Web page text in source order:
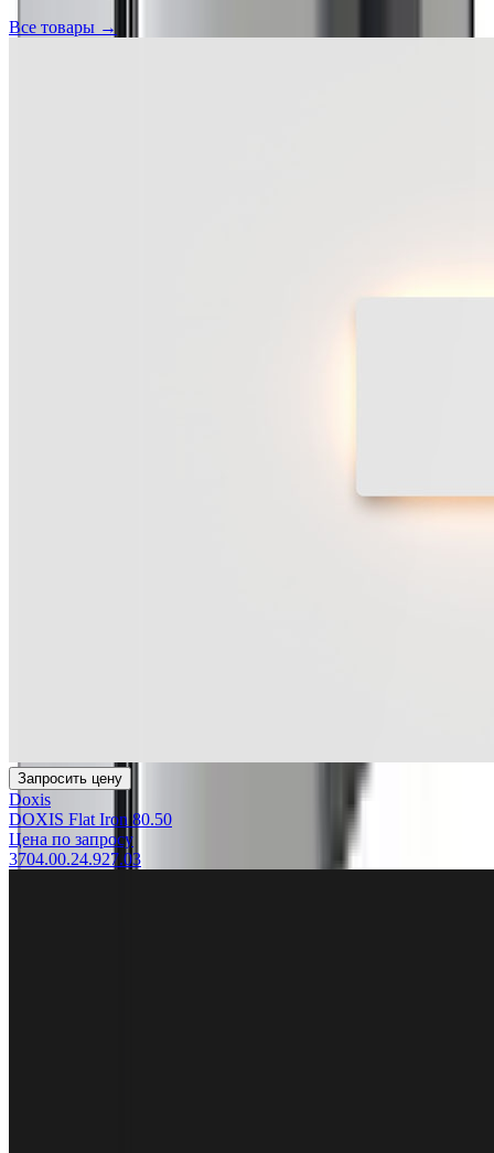
Все товары →
Запросить цену
Doxis
DOXIS Flat Iron 80.50
Цена по запросу
3704.00.24.927.03